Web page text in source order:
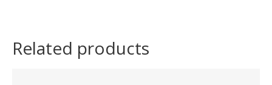
Related products